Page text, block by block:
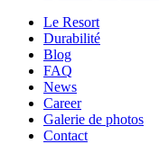
Le Resort
Durabilité
Blog
FAQ
News
Career
Galerie de photos
Contact